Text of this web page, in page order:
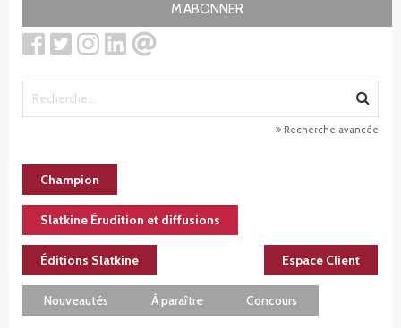
M'ABONNER
Recherche avancée
Champion
Slatkine Érudition et diffusions
Éditions Slatkine Espace Client
Nouveautés À paraître Concours